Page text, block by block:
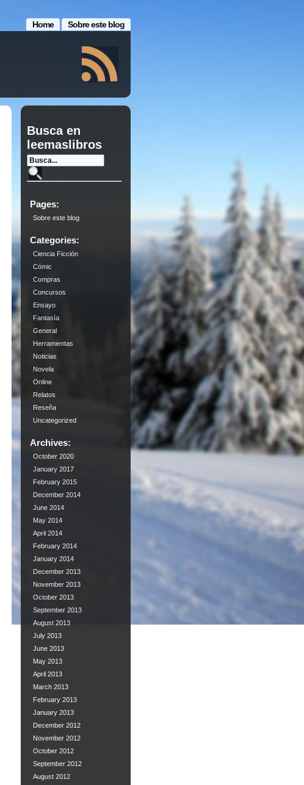
Sobre este blog
Home
Busca en
leemaslibros
Pages:
Sobre este blog
Categories:
Ciencia Ficción
Cómic
Compras
Concursos
Ensayo
Fantasía
General
Herramientas
Noticias
Novela
Online
Relatos
Reseña
Uncategorized
Archives:
October 2020
January 2017
February 2015
December 2014
June 2014
May 2014
April 2014
February 2014
January 2014
December 2013
November 2013
October 2013
September 2013
August 2013
July 2013
June 2013
May 2013
April 2013
March 2013
February 2013
January 2013
December 2012
November 2012
October 2012
September 2012
August 2012